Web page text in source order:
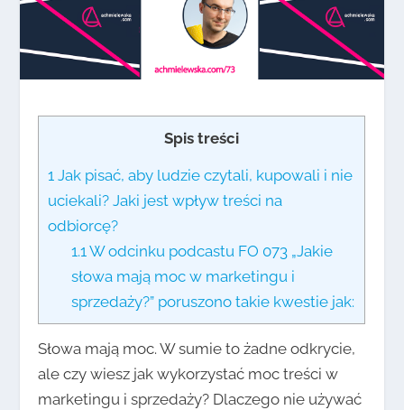
Spis treści
1 Jak pisać, aby ludzie czytali, kupowali i nie
uciekali? Jaki jest wpływ treści na
odbiorcę?
1.1W odcinku podcastu FO 073 „Jakie
słowa mają moc w marketingu i
sprzedaży?” poruszono takie kwestie jak:
Słowa mają moc. W sumie to żadne odkrycie,
ale czy wiesz jak wykorzystać moc treści w
marketingu i sprzedaży? Dlaczego nie używać